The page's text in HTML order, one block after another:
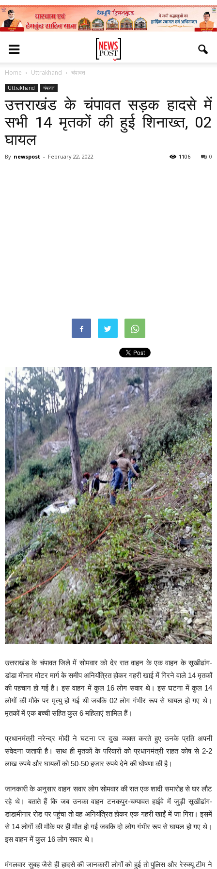
Home Uttrakhand चंपावत
Uttrakhand चंपावत
उत्तराखंड के चंपावत सड़क हादसे में
सभी 14 मृतकों की हुई शिनाख्त, 02
घायल
By newspost - February 22, 2022 0
1106
उत्तराखंड के चंपावत जिले में सोमवार को देर रात वाहन के एक वाहन के सूखीढांग-
डांडा मीनार मोटर मार्ग के समीप अनियंत्रित होकर गहरी खाई में गिरने वाले 14 मृतकों
की पहचान हो गई है। इस वाहन में कुल 16 लोग सवार थे। इस घटना में कुल 14
लोगों की मौके पर मृत्यु हो गई थी जबकि 02 लोग गंभीर रूप से घायल हो गए थे।
मृतकों में एक बच्ची सहित कुल 6 महिलाएं शामिल हैं।
प्रधानमंत्री नरेन्द्र मोदी ने घटना पर दुख व्यक्त करते हुए उनके प्रति अपनी
संवेदना जतायी है। साथ ही मृतकों के परिवारों को प्रधानमंत्री राहत कोष से 2-2
लाख रुपये और घायलों को 50-50 हजार रुपये देने की घोषणा की है।
जानकारी के अनुसार वाहन सवार लोग सोमवार की रात एक शादी समारोह से घर लौट
रहे थे। बताते हैं कि जब उनका वाहन टनकपुर-चम्पावत हाईवे में जुड़ी सूखीढांग-
डांडामीनार रोड पर पहुंचा तो वह अनियंत्रित होकर एक गहरी खाईं में जा गिरा। इसमें
से 14 लोगों की मौके पर ही मौत हो गई जबकि दो लोग गंभीर रूप से घायल हो गए थे।
इस वाहन में कुल 16 लोग सवार थे।
मंगलवार सुबह जैसे ही हादसे की जानकारी लोगों को हुई तो पुलिस और रेस्क्यू टीम ने